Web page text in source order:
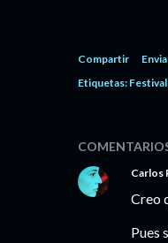
Compartir
Etiquetas:
Carlos
Creo
Pues